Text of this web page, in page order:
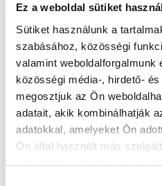
Ez a weboldal sütiket
Sütiket használunk a
szabásához, közösségi
valamint
közösségi média-, hirdető-
megosztjuk az Ön
adatait, akik kombinálhatják
adatokkal, amelyeket Ön
Ön által használt más
weboldalon való böngészés
HERCZEG BOTOND ÉS
MEGHÍVÓT KAPTAK
VÁLOGATOTTBA
2023-09-28 11:09:31
Biztonsági tartalékként Vas
stáb.